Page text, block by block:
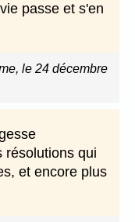
passe et s'en
le 24 décembre
résolutions qui
et encore plus